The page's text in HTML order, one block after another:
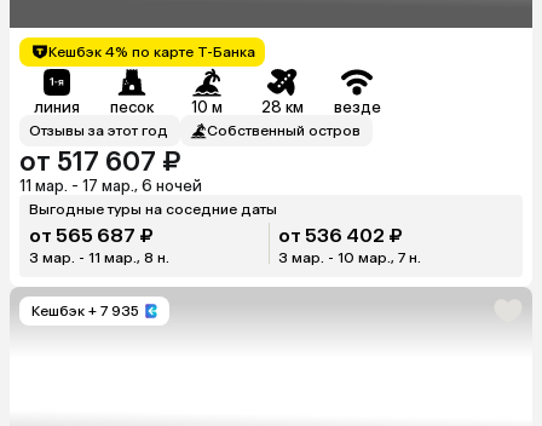
Кешбэк 4% по карте Т-Банка
линия песок 10 м 28 км везде
Отзывы за этот год Собственный остров
от 517 607 ₽
11 мар. - 17 мар., 6 ночей
Выгодные туры на соседние даты
от 565 687 ₽
3 мар. - 11 мар., 8 н.
от 536 402 ₽
3 мар. - 10 мар., 7 н.
Кешбэк + 7 935